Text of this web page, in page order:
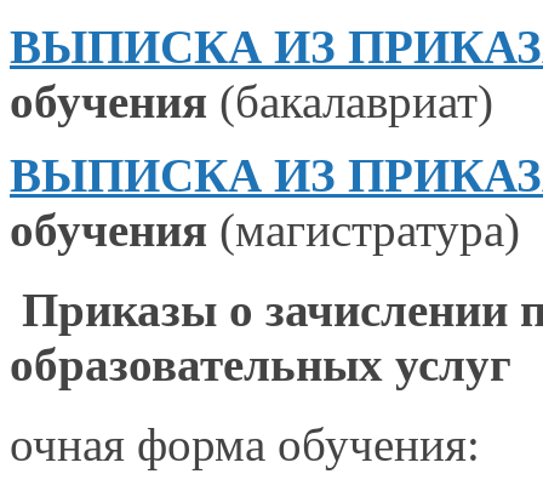
ВЫПИСКА ИЗ ПРИКАЗА
обучения (бакалавриат)
ВЫПИСКА ИЗ ПРИКАЗА
обучения (магистратура)
Приказы о зачислении
образовательных услуг
очная форма обучения: